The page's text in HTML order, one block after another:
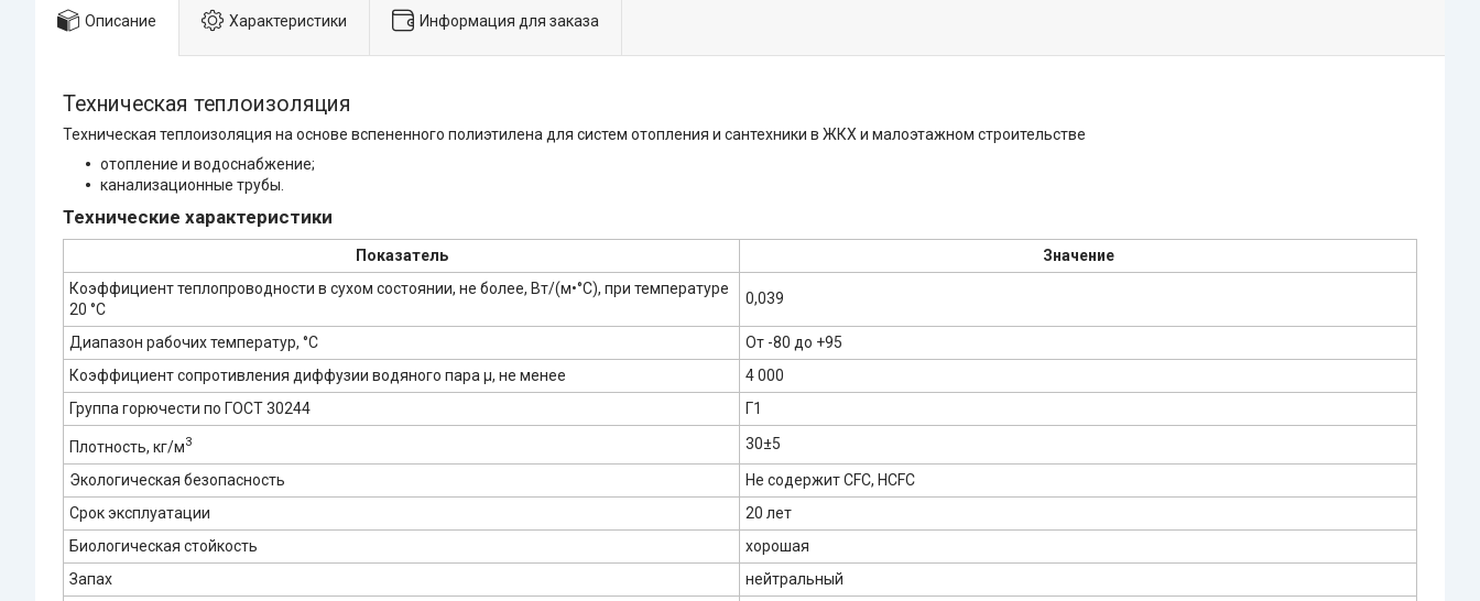
Описание Характеристики Информация для заказа
Техническая теплоизоляция
Техническая теплоизоляция на основе вспененного полиэтилена для систем отопления и сантехники в ЖКХ и малоэтажном строительстве
отопление и водоснабжение;
канализационные трубы.
Технические характеристики
Показатель
Значение
Коэффициент теплопроводности в сухом состоянии, не более, Вт/(м•°C), при температуре
20 °С
0,039
Диапазон рабочих температур, °C
От -80 до +95
Коэффициент сопротивления диффузии водяного пара μ, не менее
4 000
Группа горючести по ГОСТ 30244
Г1
Плотность, кг/м3 30±5
Экологическая безопасность
Не содержит CFC, HCFC
Срок эксплуатации
20 лет
Биологическая стойкость
хорошая
Запах
нейтральный